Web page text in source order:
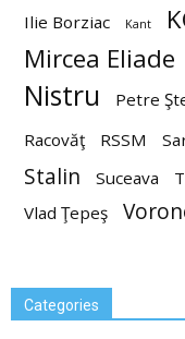
Ilie Borziac
Kant
Mircea Eliade
Nistru Petre
Racovăţ RSSM
Stalin Suceava
Vlad Ţepeş
Categories